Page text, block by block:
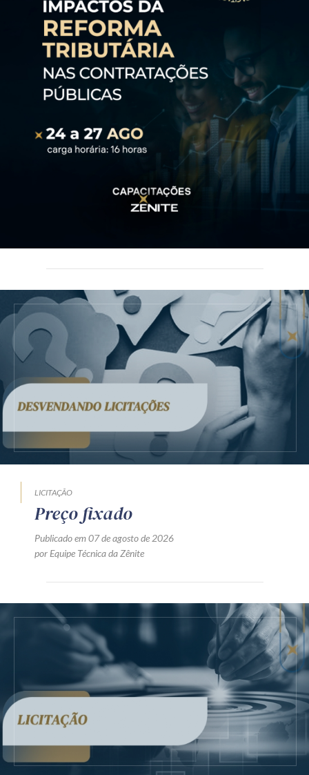
LICITAÇÃO
Preço fixado
Publicado em 07 de agosto de 2026
por Equipe Técnica da Zênite